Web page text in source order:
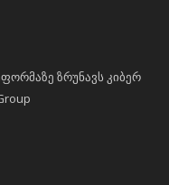
ზრუნავს კიბერ